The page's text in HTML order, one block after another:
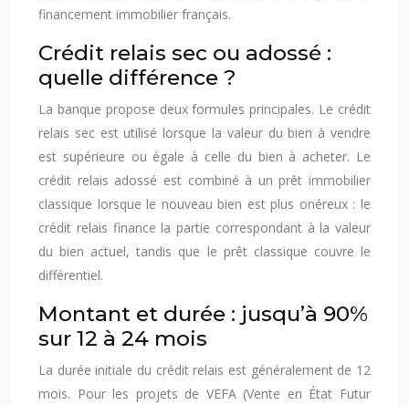
financement immobilier français.
Crédit relais sec ou adossé :
quelle différence ?
La banque propose deux formules principales. Le crédit
relais sec est utilisé lorsque la valeur du bien à vendre
est supérieure ou égale à celle du bien à acheter. Le
crédit relais adossé est combiné à un prêt immobilier
classique lorsque le nouveau bien est plus onéreux : le
crédit relais finance la partie correspondant à la valeur
du bien actuel, tandis que le prêt classique couvre le
différentiel.
Montant et durée : jusqu’à 90%
sur 12 à 24 mois
La durée initiale du crédit relais est généralement de 12
mois. Pour les projets de VEFA (Vente en État Futur